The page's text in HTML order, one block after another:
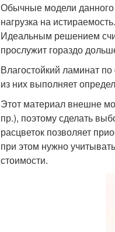
Обычные модели данного
нагрузка на
Идеальным решением
прослужит гораздо
Влагостойкий ламинат
из них выполняет
Этот материал внешне
пр.), поэтому сделать
расцветок позволяет
при этом нужно
стоимости.